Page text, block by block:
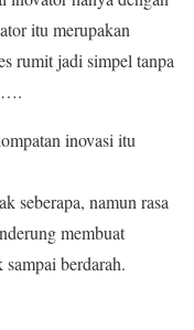
itu merupakan
rumit jadi simpel tanpa
inovasi itu
seberapa, namun rasa
membuat
berdarah.